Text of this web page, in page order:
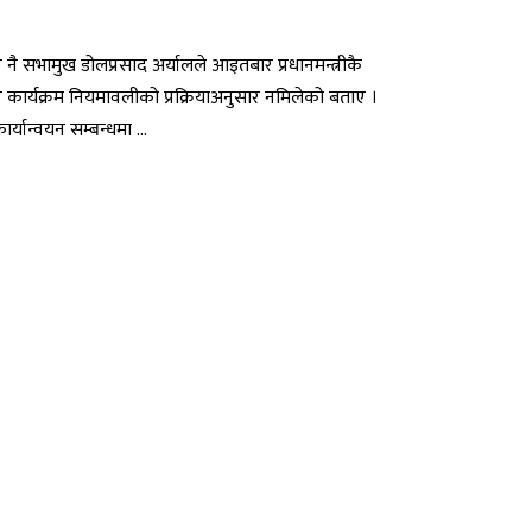
नै सभामुख डोलप्रसाद अर्यालले आइतबार प्रधानमन्त्रीकै
नियमावलीको प्रक्रियाअनुसार नमिलेको बताए ।
सम्बन्धमा ...